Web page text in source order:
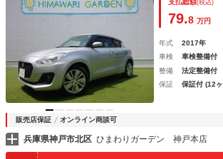
り防止機能／純正アルミホイール
支払総額(税込)
79.8 万円
年式 2017年
車検
車検整備付
整備
法定整備付
保証
保証付 (12
販売店保証 オンライン商談可
兵庫県神戸市北区 ひまわりガーデン 神戸本店